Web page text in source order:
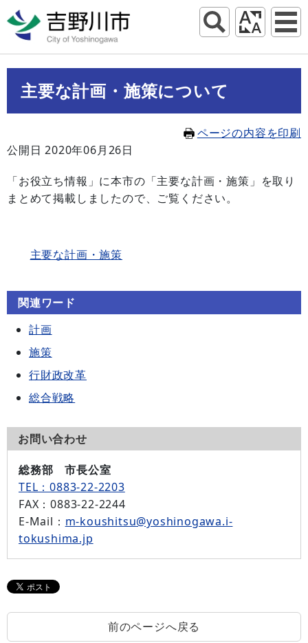
主要な計画・施策について
ページの内容を印刷
公開日 2020年06月26日
「お役立ち情報」に本市の「主要な計画・施策」を取り
まとめて掲載しましたので、ご覧ください。
主要な計画・施策
関連ワード
計画
施策
行財政改革
総合戦略
お問い合わせ
総務部 市長公室
TEL：0883-22-2203
FAX ：0883-22-2244
E-Mail ： m-koushitsu@yoshinogawa.i-
tokushima.jp
前のページへ戻る